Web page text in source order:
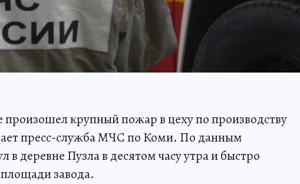
крупный пожар в цеху по производству
пресс-служба МЧС по Коми. По данным
в деревне Пузла в десятом часу утра и быстро
завода.